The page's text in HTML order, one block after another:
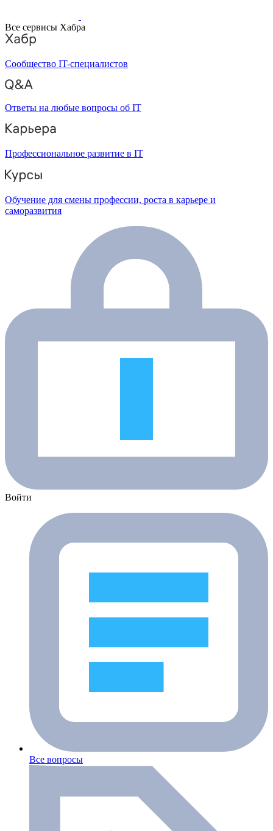
Все сервисы Хабра
Сообщество IT-специалистов
Ответы на любые вопросы об IT
Профессиональное развитие в IT
Обучение для смены профессии, роста в карьере и
саморазвития
Войти
Все вопросы